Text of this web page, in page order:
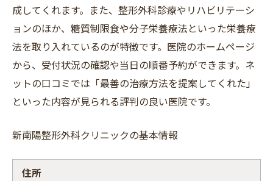
成してくれます。また、整形外科診療やリハビリテーシ
ョンのほか、糖質制限食や分子栄養療法といった栄養療
法を取り入れているのが特徴です。医院のホームページ
から、受付状況の確認や当日の順番予約ができます。ネ
ットの口コミでは「最善の治療方法を提案してくれた」
といった内容が見られる評判の良い医院です。
新南陽整形外科クリニックの基本情報
住所